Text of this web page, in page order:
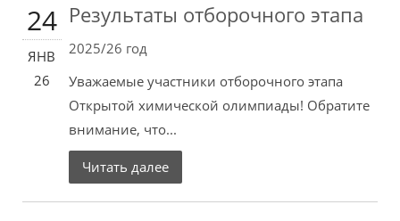
24
ЯНВ
26
Результаты отборочного этапа
2025/26 год
Уважаемые участники отборочного этапа
Открытой химической олимпиады! Обратите
внимание, что...
Читать далее